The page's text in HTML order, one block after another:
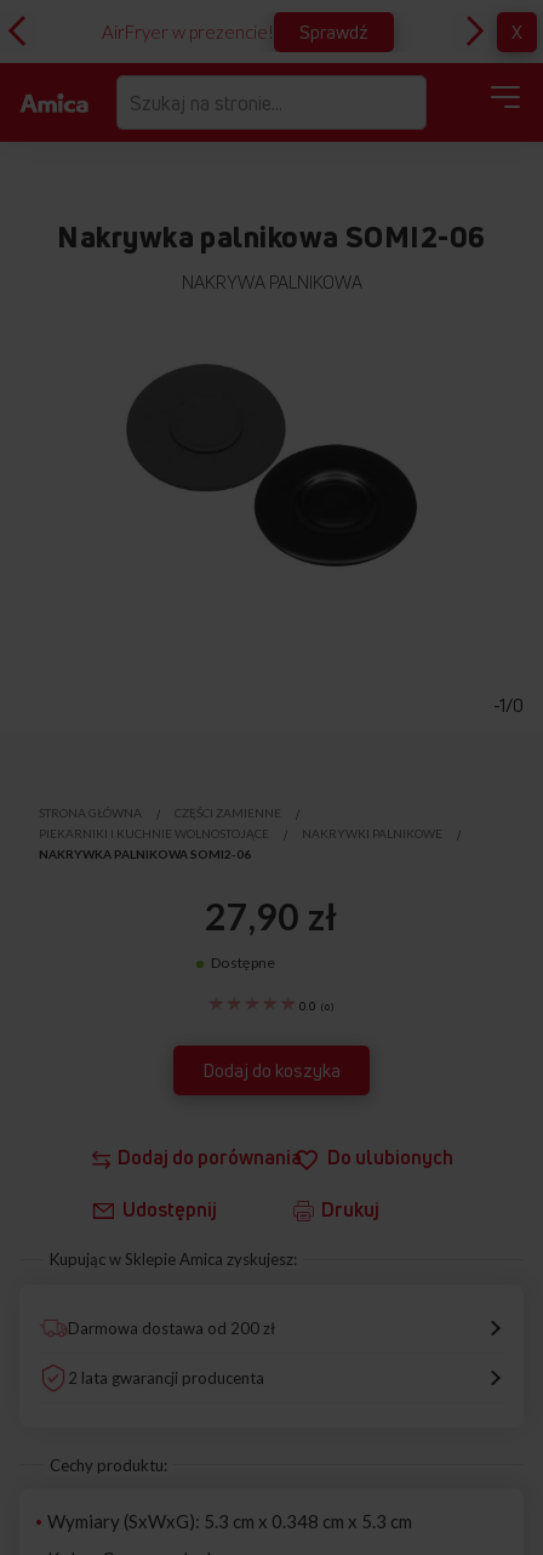
AirFryer w prezencie! Sprawdź X
Nakrywka palnikowa SOMI2-06
NAKRYWA PALNIKOWA
-1/0
STRONA GŁÓWNA
CZĘŚCI ZAMIENNE
PIEKARNIKI I KUCHNIE WOLNOSTOJĄCE
NAKRYWKI PALNIKOWE
NAKRYWKA PALNIKOWA SOMI2-06
Dodaj do porównania Do ulubionych
Udostępnij Drukuj
0.0 (0)
27,90 zł
Dostępne
Dodaj do koszyka
Kupując w Sklepie Amica zyskujesz:
Darmowa dostawa od 200 zł
2 lata gwarancji producenta
Cechy produktu:
Wymiary (SxWxG): 5.3 cm x 0.348 cm x 5.3 cm